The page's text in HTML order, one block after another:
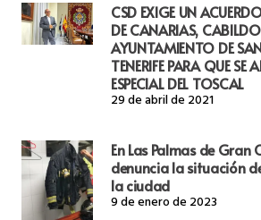
CSD EXIGE UN
DE CANARIAS, CABILDO
AYUNTAMIENTO DE
TENERIFE PARA QUE SE
ESPECIAL DEL TOSCAL
29 de abril de 2021
En Las Palmas de
denuncia la situación
la ciudad
9 de enero de 2023